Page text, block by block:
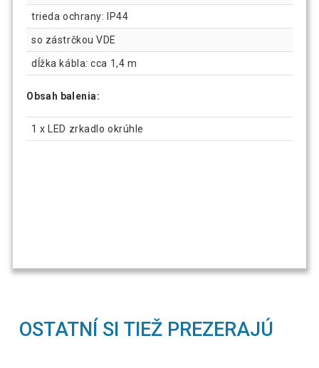
trieda ochrany: IP44
so zástrčkou VDE
dĺžka kábla: cca 1,4 m
Obsah balenia:
1 x LED zrkadlo okrúhle
OSTATNÍ SI TIEŽ PREZERAJÚ